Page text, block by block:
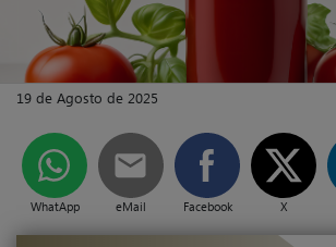
19 de Agosto de 2025
WhatApp eMail Facebook X